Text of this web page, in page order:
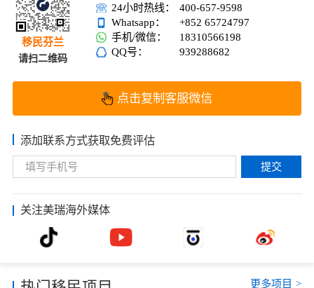
移民芬兰
请扫二维码
24小时热线：
400-657-9598
Whatsapp：
+852 65724797
手机/微信：
18310566198
QQ号：
939288682
点击复制客服微信
添加联系方式获取免费评估
提交
关注美瑞海外媒体
更多项目 >